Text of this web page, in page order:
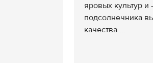
яровых культур и
подсолнечника
качества ...